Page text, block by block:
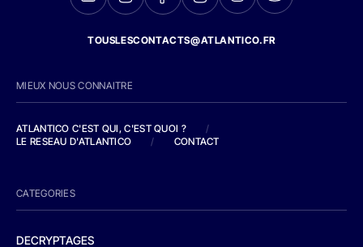
TOUSLESCONTACTS@ATLANTICO.FR
MIEUX NOUS CONNAITRE
ATLANTICO C'EST QUI, C'EST QUOI ?
/
LE RESEAU D'ATLANTICO
/ CONTACT
CATEGORIES
DECRYPTAGES